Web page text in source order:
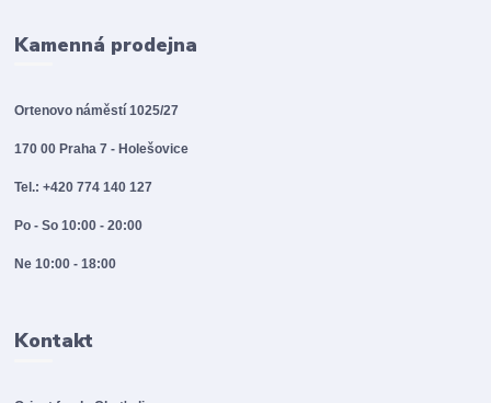
Kamenná prodejna
Ortenovo náměstí 1025/27
170 00 Praha 7 - Holešovice
Tel.: +420 774 140 127
Po - So 10:00 - 20:00
Ne 10:00 - 18:00
Kontakt